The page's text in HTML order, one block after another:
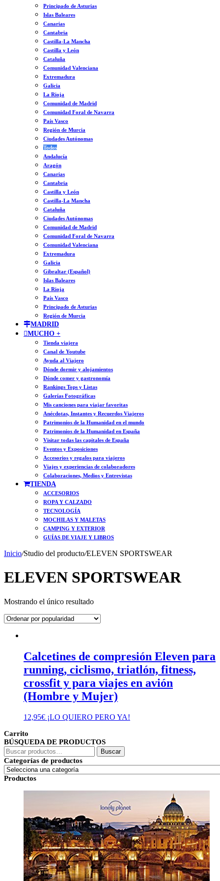
Principado de Asturias
Islas Baleares
Canarias
Cantabria
Castilla-La Mancha
Castilla y León
Cataluña
Comunidad Valenciana
Extremadura
Galicia
La Rioja
Comunidad de Madrid
Comunidad Foral de Navarra
País Vasco
Región de Murcia
Ciudades Autónomas
Todos
Andalucía
Aragón
Canarias
Cantabria
Castilla y León
Castilla-La Mancha
Cataluña
Ciudades Autónomas
Comunidad de Madrid
Comunidad Foral de Navarra
Comunidad Valenciana
Extremadura
Galicia
Gibraltar (Español)
Islas Baleares
La Rioja
País Vasco
Principado de Asturias
Región de Murcia
MADRID
MUCHO +
Tienda viajera
Canal de Youtube
Ayuda al Viajero
Dónde dormir y alojamientos
Dónde comer y gastronomía
Rankings Tops y Listas
Galerías Fotográficas
Mis canciones para viajar favoritas
Anécdotas, Instantes y Recuerdos Viajeros
Patrimonios de la Humanidad en el mundo
Patrimonios de la Humanidad en España
Visitar todas las capitales de España
Eventos y Exposiciones
Accesorios y regalos para viajeros
Viajes y experiencias de colaboradores
Colaboraciones, Medios y Entrevistas
TIENDA
ACCESORIOS
ROPA Y CALZADO
TECNOLOGÍA
MOCHILAS Y MALETAS
CAMPING Y EXTERIOR
GUÍAS DE VIAJE Y LIBROS
Inicio/Studio del producto/ELEVEN SPORTSWEAR
ELEVEN SPORTSWEAR
Mostrando el único resultado
Calcetines de compresión Eleven para
running, ciclismo, triatlón, fitness,
crossfit y para viajes en avión
(Hombre y Mujer)
12,95€ ¡LO QUIERO PERO YA!
Carrito
BÚSQUEDA DE PRODUCTOS
Buscar
por:
Buscar
Categorías de productos
Productos